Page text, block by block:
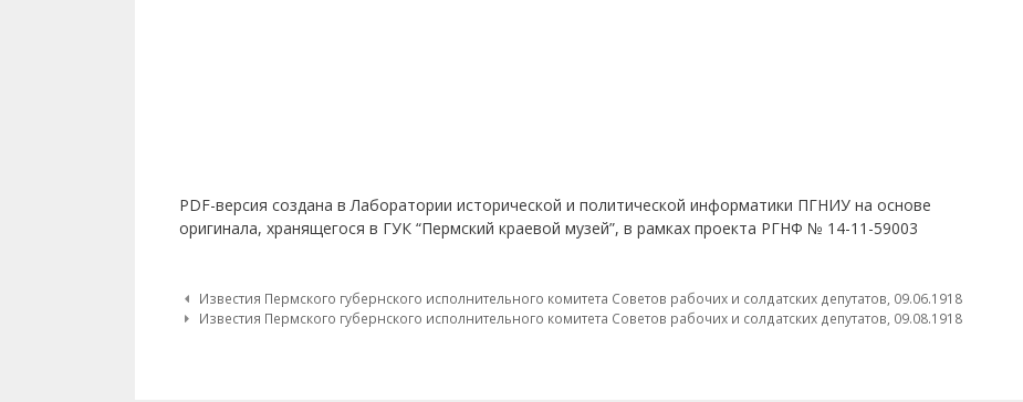
PDF-версия создана в Лаборатории исторической и политической информатики ПГНИУ на основе
оригинала, хранящегося в ГУК “Пермский краевой музей”, в рамках проекта РГНФ № 14-11-59003
Post navigation
Известия Пермского губернского исполнительного комитета Советов рабочих и солдатских депутатов, 09.06.1918
Известия Пермского губернского исполнительного комитета Советов рабочих и солдатских депутатов, 09.08.1918